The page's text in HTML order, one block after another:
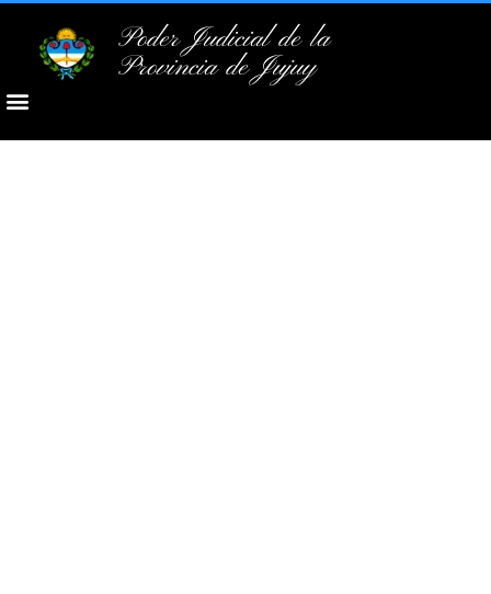
Poder Judicial de la
Provincia de Jujuy